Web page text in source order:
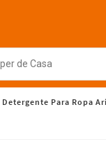
Detergente Para Ropa